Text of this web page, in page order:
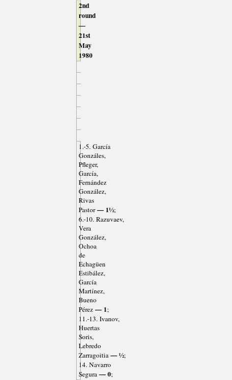
2nd
round
—
21st
May
1980
1.-5. García
Gonzáles,
Pfleger,
García,
Fernández
González,
Rivas
Pastor— 1½;
6.-10. Razuvaev,
Vera
González,
Ochoa
de
Echagüen
Estibález,
García
Martínez,
Bueno
Pérez— 1;
11.-13. Ivanov,
Huertas
Soris,
Lebredo
Zarragoitia— ½;
14. Navarro
Segura— 0;